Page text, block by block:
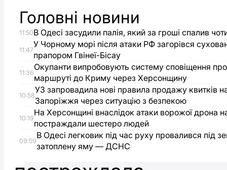
У
Білозерці
утеплили
лікарню,
яка
раніше
Головні новини
11:50В Одесі засудили палія, який за гроші спалив
11:47
У Чорному морі після атаки РФ загорівся
прапором Гвінеї-Бісау
11:36
Окупанти випробовують систему сповіщення
маршруті до Криму через Херсонщину
10:58
УЗ запровадила нові правила продажу квитків на
Запоріжжя через ситуацію з безпекою
10:19
На Херсонщині внаслідок атаки ворожої дрона
постраждали шестеро людей
09:59
В Одесі легковик під час руху провалився під
затоплену яму — ДСНС